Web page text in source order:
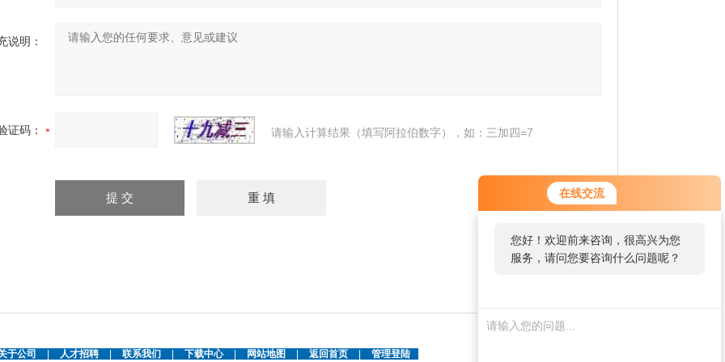
在线交流
您好！欢迎前来咨询，很高兴为您
服务，请问您要咨询什么问题呢？
说明：
证码： 请输入计算结果（填写阿拉伯数字），如：三加四=7
于公司 人才招聘 联系我们 下载中心 网站地图 返回首页 管理登陆